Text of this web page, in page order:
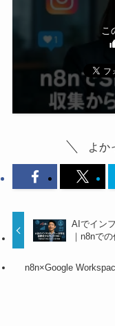
こ
よか
AIでイン
｜n8nで
n8n×Google